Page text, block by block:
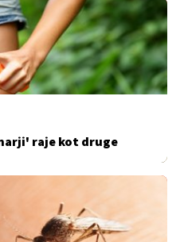
raje kot druge